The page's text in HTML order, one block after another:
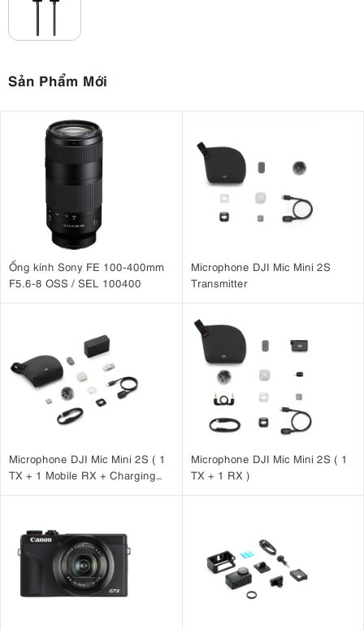
Sản Phẩm Mới
Ống kính Sony FE 100-400mm
F5.6-8 OSS / SEL 100400
Microphone DJI Mic Mini 2S
Transmitter
Microphone DJI Mic Mini 2S ( 1
TX + 1 Mobile RX + Charging
Microphone DJI Mic Mini 2S ( 1
TX + 1 RX )